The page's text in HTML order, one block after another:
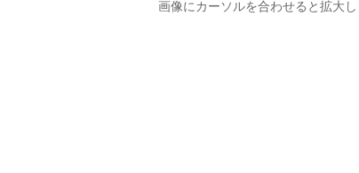
画像にカーソルを合わせると拡大